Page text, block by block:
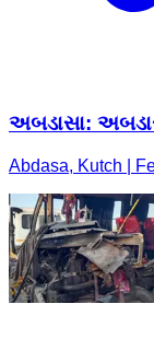
અબડાસા:
Abdasa, Kutch |